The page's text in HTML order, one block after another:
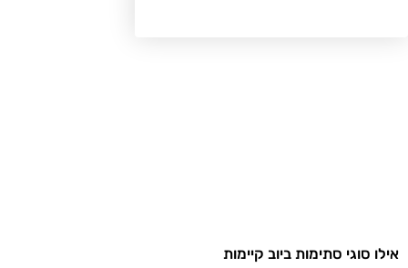
סוגי סתימות ביוב קיימות